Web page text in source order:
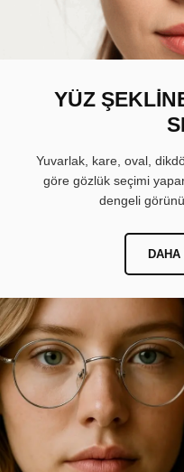
YÜZ
Yuvarlak, kare, oval,
göre gözlük seçimi
dengeli